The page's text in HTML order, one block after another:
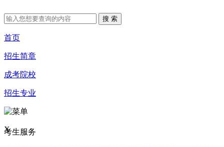
首页
招生简章
成考院校
招生专业
X
考生服务